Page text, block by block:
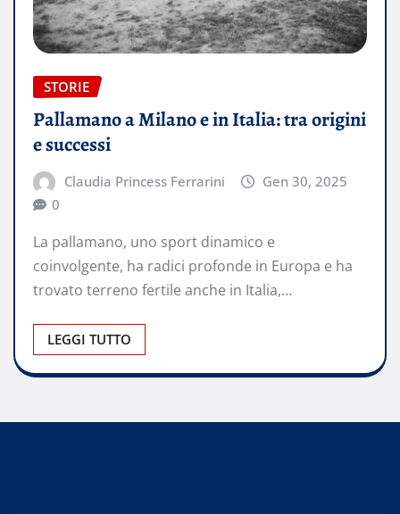
STORIE
Pallamano a Milano e in Italia: tra origini
e successi
Claudia Princess Ferrarini
Gen 30, 2025
0
La pallamano, uno sport dinamico e
coinvolgente, ha radici profonde in Europa e ha
trovato terreno fertile anche in Italia,…
LEGGI TUTTO